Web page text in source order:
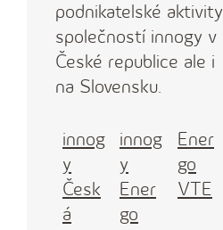
podnikatelské aktivity
společností innogy v
České republice ale i
na Slovensku.
innog
y
Česk
á
innog
y
Ener
go
Ener
go
VTE